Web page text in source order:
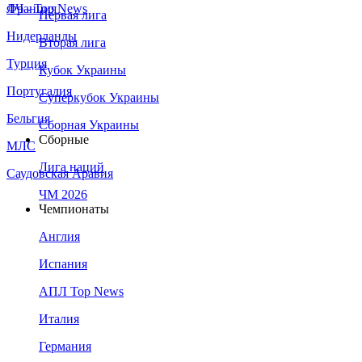
Франция
Нидерланды
Турция
Португалия
Бельгия
МЛС
Саудовская Аравия
ЛЧ - Top News
Первая лига
Вторая лига
Кубок Украины
Суперкубок Украины
Сборная Украины
Сборные
Лига наций
ЧМ 2026
Чемпионаты
Англия
Испания
АПЛ Top News
Италия
Германия